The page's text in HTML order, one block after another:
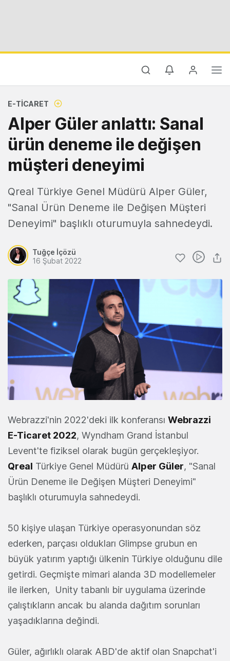
E-TICARET
Alper Güler anlattı: Sanal
ürün deneme ile değişen
müşteri deneyimi
Qreal Türkiye Genel Müdürü Alper Güler,
"Sanal Ürün Deneme ile Değişen Müşteri
Deneyimi" başlıklı oturumuyla sahnedeydi.
Tuğçe İçözü
16 Şubat 2022
Webrazzi'nin 2022'deki ilk konferansı Webrazzi
E-Ticaret 2022, Wyndham Grand İstanbul
Levent'te fiziksel olarak bugün gerçekleşiyor.
Qreal Türkiye Genel Müdürü Alper Güler, "Sanal
Ürün Deneme ile Değişen Müşteri Deneyimi"
başlıklı oturumuyla sahnedeydi.
50 kişiye ulaşan Türkiye operasyonundan söz
ederken, parçası oldukları Glimpse grubun en
büyük yatırım yaptığı ülkenin Türkiye olduğunu dile
getirdi. Geçmişte mimari alanda 3D modellemeler
ile ilerken, Unity tabanlı bir uygulama üzerinde
çalıştıkların ancak bu alanda dağıtım sorunları
yaşadıklarına değindi.
Güler, ağırlıklı olarak ABD'de aktif olan Snapchat'i